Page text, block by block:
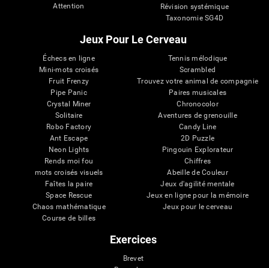
Attention
Révision systémique
Taxonomie SG4D
Jeux Pour Le Cerveau
Échecs en ligne
Mini-mots croisés
Fruit Frenzy
Pipe Panic
Crystal Miner
Solitaire
Robo Factory
Ant Escape
Neon Lights
Rends moi fou
mots croisés visuels
Faîtes la paire
Space Rescue
Chaos mathématique
Course de billes
Tennis mélodique
Scrambled
Trouvez votre animal de compagnie
Paires musicales
Chronocolor
Aventures de grenouille
Candy Line
2D Puzzle
Pingouin Explorateur
Chiffres
Abeille de Couleur
Jeux d'agilité mentale
Jeux en ligne pour la mémoire
Jeux pour le cerveau
Exercices
Brevet